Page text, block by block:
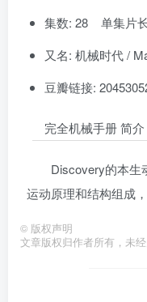
集数: 28 单集片
又名: 机械时代 /
豆瓣链接:
完全机械手册 简介
Discovery的本生
运动原理和结构组成
© 版权声明
文章版权归作者所有，未经